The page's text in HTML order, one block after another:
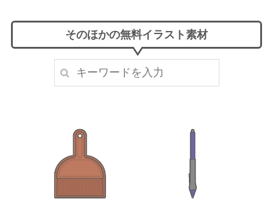
そのほかの無料イラスト素材